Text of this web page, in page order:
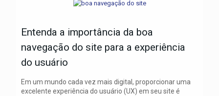
Entenda a importância da boa
navegação do site para a experiência
do usuário
Em um mundo cada vez mais digital, proporcionar uma
excelente experiência do usuário (UX) em seu site é